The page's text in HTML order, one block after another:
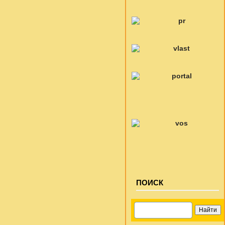
ПОИСК